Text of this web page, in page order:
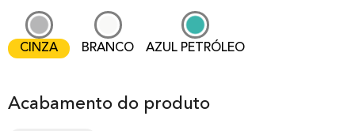
CINZA BRANCO AZUL PETRÓLEO
Acabamento do produto